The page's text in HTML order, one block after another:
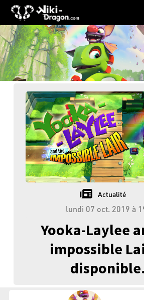
Actualité
lundi 07 oct. 2019 à
Yooka-Laylee
impossible